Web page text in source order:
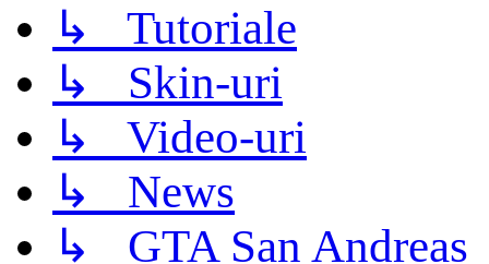
↳ Tutoriale
↳ Skin-uri
↳ Video-uri
↳ News
↳ GTA San Andreas